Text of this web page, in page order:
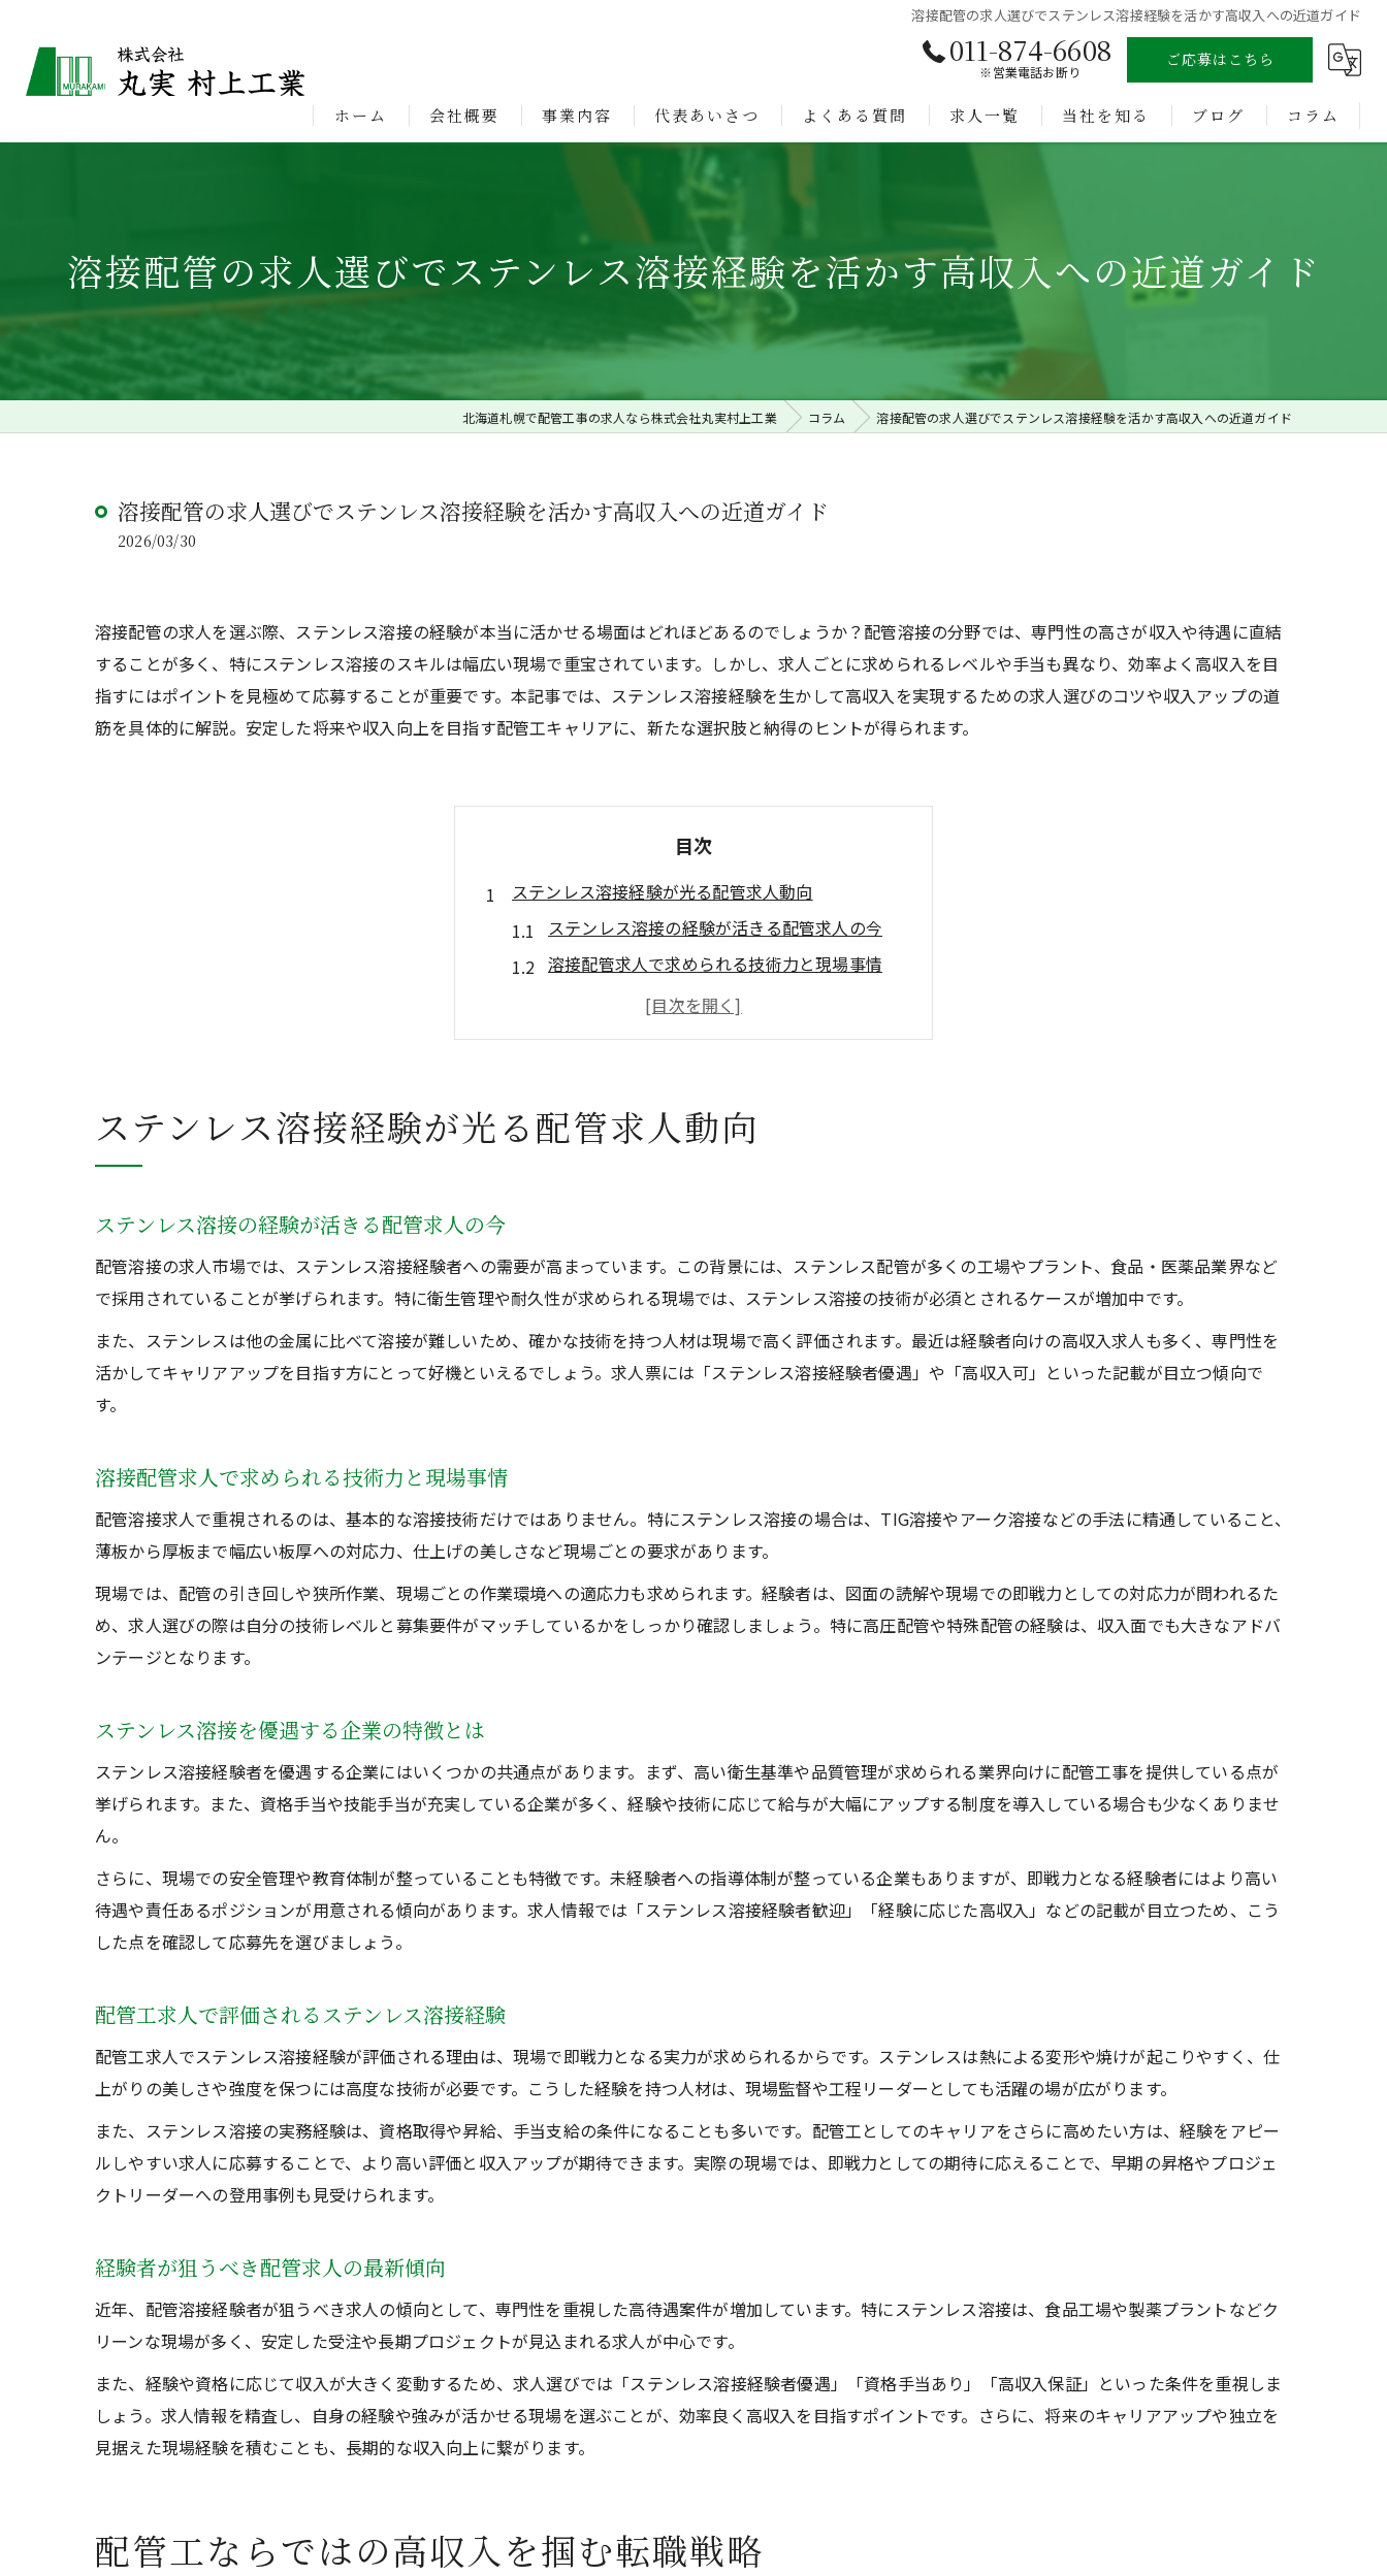
溶接配管の求人選びでステンレス溶接経験を活かす高収入への近道ガイド
011-874-6608
※営業電話お断り
ご応募はこちら
ホーム 会社概要 事業内容 代表あいさつ よくある質問 求人一覧 当社を知る
経験者
ブログ コラム
溶接配管の求人選びでステンレス溶接経験を活かす高収入への近道ガイド
北海道札幌で配管工事の求人なら株式会社丸実村上工業 コラム 溶接配管の求人選びでステンレス溶接経験を活かす高収入への近道ガイド
溶接配管の求人選びでステンレス溶接経験を活かす高収入への近道ガイド
2026/03/30
溶接配管の求人を選ぶ際、ステンレス溶接の経験が本当に活かせる場面はどれほどあるのでしょうか？配管溶接の分野では、専門性の高さが収入や待遇に直結
することが多く、特にステンレス溶接のスキルは幅広い現場で重宝されています。しかし、求人ごとに求められるレベルや手当も異なり、効率よく高収入を目
指すにはポイントを見極めて応募することが重要です。本記事では、ステンレス溶接経験を生かして高収入を実現するための求人選びのコツや収入アップの道
筋を具体的に解説。安定した将来や収入向上を目指す配管工キャリアに、新たな選択肢と納得のヒントが得られます。
目次
ステンレス溶接経験が光る配管求人動向
ステンレス溶接の経験が活きる配管求人の今
溶接配管求人で求められる技術力と現場事情
ステンレス溶接を優遇する企業の特徴とは
配管工求人で評価されるステンレス溶接経験
配管工ならではの高収入を掴む転職戦略
ステンレス溶接経験を活かす転職の進め方
ステンレス溶接で転職市場価値を高める方法
配管工ならではの高単価案件の見極めポイント
ステンレス溶接が安定収入につながる理由
安定志向の配管工に役立つ溶接経験活用法
高単価現場で活躍するための求人選び方
配管工が高収入現場を見極めるポイント
経験が収入直結する溶接配管の魅力とは
ステンレス溶接経験が高収入につながる理由
ステンレス溶接技術を持つ配管工の魅力
経験を活かして収入を上げるコツと実例
配管工が収入アップに役立てる溶接スキル
ステンレス溶接を武器に高収入を狙う方法
収入増加に直結する溶接配管の実践ポイント
ステンレス溶接技術で評価を高める実務例
ステンレス溶接経験が光る配管求人動向
ステンレス溶接の経験が活きる配管求人の今
配管溶接の求人市場では、ステンレス溶接経験者への需要が高まっています。この背景には、ステンレス配管が多くの工場やプラント、食品・医薬品業界など
で採用されていることが挙げられます。特に衛生管理や耐久性が求められる現場では、ステンレス溶接の技術が必須とされるケースが増加中です。
また、ステンレスは他の金属に比べて溶接が難しいため、確かな技術を持つ人材は現場で高く評価されます。最近は経験者向けの高収入求人も多く、専門性を
活かしてキャリアアップを目指す方にとって好機といえるでしょう。求人票には「ステンレス溶接経験者優遇」や「高収入可」といった記載が目立つ傾向で
す。
溶接配管求人で求められる技術力と現場事情
配管溶接求人で重視されるのは、基本的な溶接技術だけではありません。特にステンレス溶接の場合は、TIG溶接やアーク溶接などの手法に精通していること、
薄板から厚板まで幅広い板厚への対応力、仕上げの美しさなど現場ごとの要求があります。
現場では、配管の引き回しや狭所作業、現場ごとの作業環境への適応力も求められます。経験者は、図面の読解や現場での即戦力としての対応力が問われるた
め、求人選びの際は自分の技術レベルと募集要件がマッチしているかをしっかり確認しましょう。特に高圧配管や特殊配管の経験は、収入面でも大きなアドバ
ンテージとなります。
ステンレス溶接を優遇する企業の特徴とは
ステンレス溶接経験者を優遇する企業にはいくつかの共通点があります。まず、高い衛生基準や品質管理が求められる業界向けに配管工事を提供している点が
挙げられます。また、資格手当や技能手当が充実している企業が多く、経験や技術に応じて給与が大幅にアップする制度を導入している場合も少なくありませ
ん。
さらに、現場での安全管理や教育体制が整っていることも特徴です。未経験者への指導体制が整っている企業もありますが、即戦力となる経験者にはより高い
待遇や責任あるポジションが用意される傾向があります。求人情報では「ステンレス溶接経験者歓迎」「経験に応じた高収入」などの記載が目立つため、こう
した点を確認して応募先を選びましょう。
配管工求人で評価されるステンレス溶接経験
配管工求人でステンレス溶接経験が評価される理由は、現場で即戦力となる実力が求められるからです。ステンレスは熱による変形や焼けが起こりやすく、仕
上がりの美しさや強度を保つには高度な技術が必要です。こうした経験を持つ人材は、現場監督や工程リーダーとしても活躍の場が広がります。
また、ステンレス溶接の実務経験は、資格取得や昇給、手当支給の条件になることも多いです。配管工としてのキャリアをさらに高めたい方は、経験をアピー
ルしやすい求人に応募することで、より高い評価と収入アップが期待できます。実際の現場では、即戦力としての期待に応えることで、早期の昇格やプロジェ
クトリーダーへの登用事例も見受けられます。
経験者が狙うべき配管求人の最新傾向
近年、配管溶接経験者が狙うべき求人の傾向として、専門性を重視した高待遇案件が増加しています。特にステンレス溶接は、食品工場や製薬プラントなどク
リーンな現場が多く、安定した受注や長期プロジェクトが見込まれる求人が中心です。
また、経験や資格に応じて収入が大きく変動するため、求人選びでは「ステンレス溶接経験者優遇」「資格手当あり」「高収入保証」といった条件を重視しま
しょう。求人情報を精査し、自身の経験や強みが活かせる現場を選ぶことが、効率良く高収入を目指すポイントです。さらに、将来のキャリアアップや独立を
見据えた現場経験を積むことも、長期的な収入向上に繋がります。
配管工ならではの高収入を掴む転職戦略